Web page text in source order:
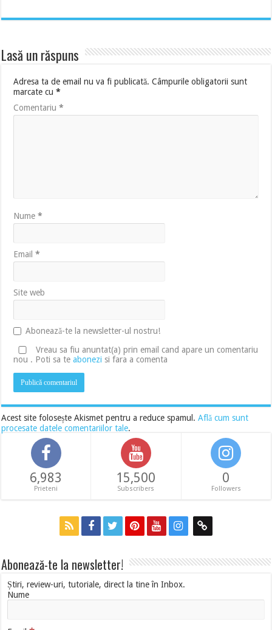
Lasă un răspuns
Adresa ta de email nu va fi publicată. Câmpurile obligatorii sunt
marcate cu*
Comentariu*
Nume*
Email*
Site web
Abonează-te la newsletter-ul nostru!
Vreau sa fiu anuntat(a) prin email cand apare un comentariu
nou . Poti sa teabonezi si fara a comenta
Acest site folosește Akismet pentru a reduce spamul.Află cum sunt
procesate datele comentariilor tale.
6,983
Prieteni
15,500
Subscribers
0
Followers
Abonează-te la newsletter!
Știri, review-uri, tutoriale, direct la tine în Inbox.
Nume